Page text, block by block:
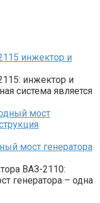
инжектор и
инжектор и
система является
мост генератора
ВАЗ-2110:
генератора – одна